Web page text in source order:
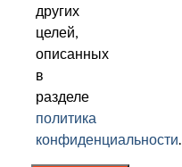
других
целей,
описанных
в
разделе
политика
конфиденциальности.